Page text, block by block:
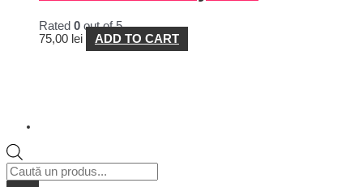
Rated 0 out of 5
75,00 lei ADD TO CART
Products
search